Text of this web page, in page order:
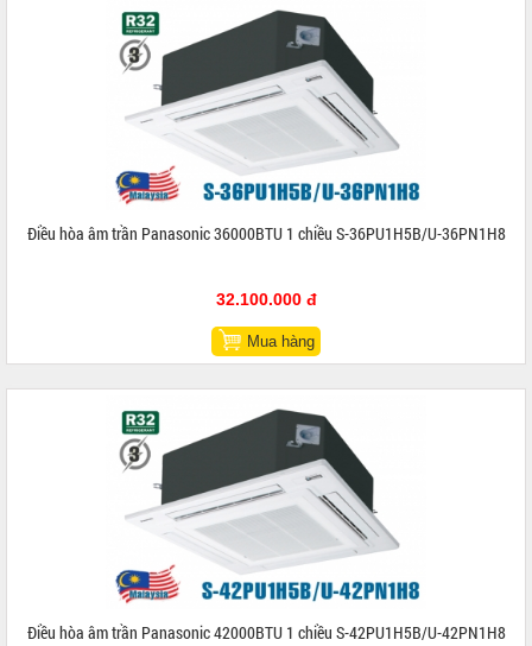
Điều hòa âm trần Panasonic 36000BTU 1 chiều S-36PU1H5B/U-36PN1H8
32.100.000 đ
Mua hàng
Điều hòa âm trần Panasonic 42000BTU 1 chiều S-42PU1H5B/U-42PN1H8